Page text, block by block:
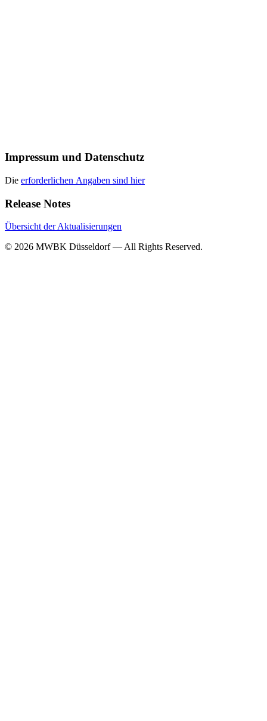
Impressum und Datenschutz
Die erforderlichen Angaben sind hier
Release Notes
Übersicht der Aktualisierungen
© 2026 MWBK Düsseldorf — All Rights Reserved.